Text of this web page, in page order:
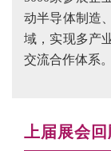
动半导体制造
域，实现多产
交流合作体系。
上届展会回